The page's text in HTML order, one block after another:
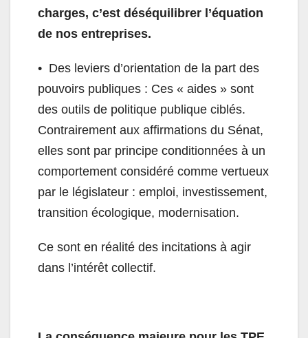
charges, c’est déséquilibrer l’équation
de nos entreprises.
•⁠ ⁠Des leviers d’orientation de la part des
pouvoirs publiques : Ces « aides » sont
des outils de politique publique ciblés.
Contrairement aux affirmations du Sénat,
elles sont par principe conditionnées à un
comportement considéré comme vertueux
par le législateur : emploi, investissement,
transition écologique, modernisation.
Ce sont en réalité des incitations à agir
dans l’intérêt collectif.